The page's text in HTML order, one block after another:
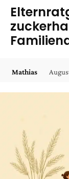
Mathias